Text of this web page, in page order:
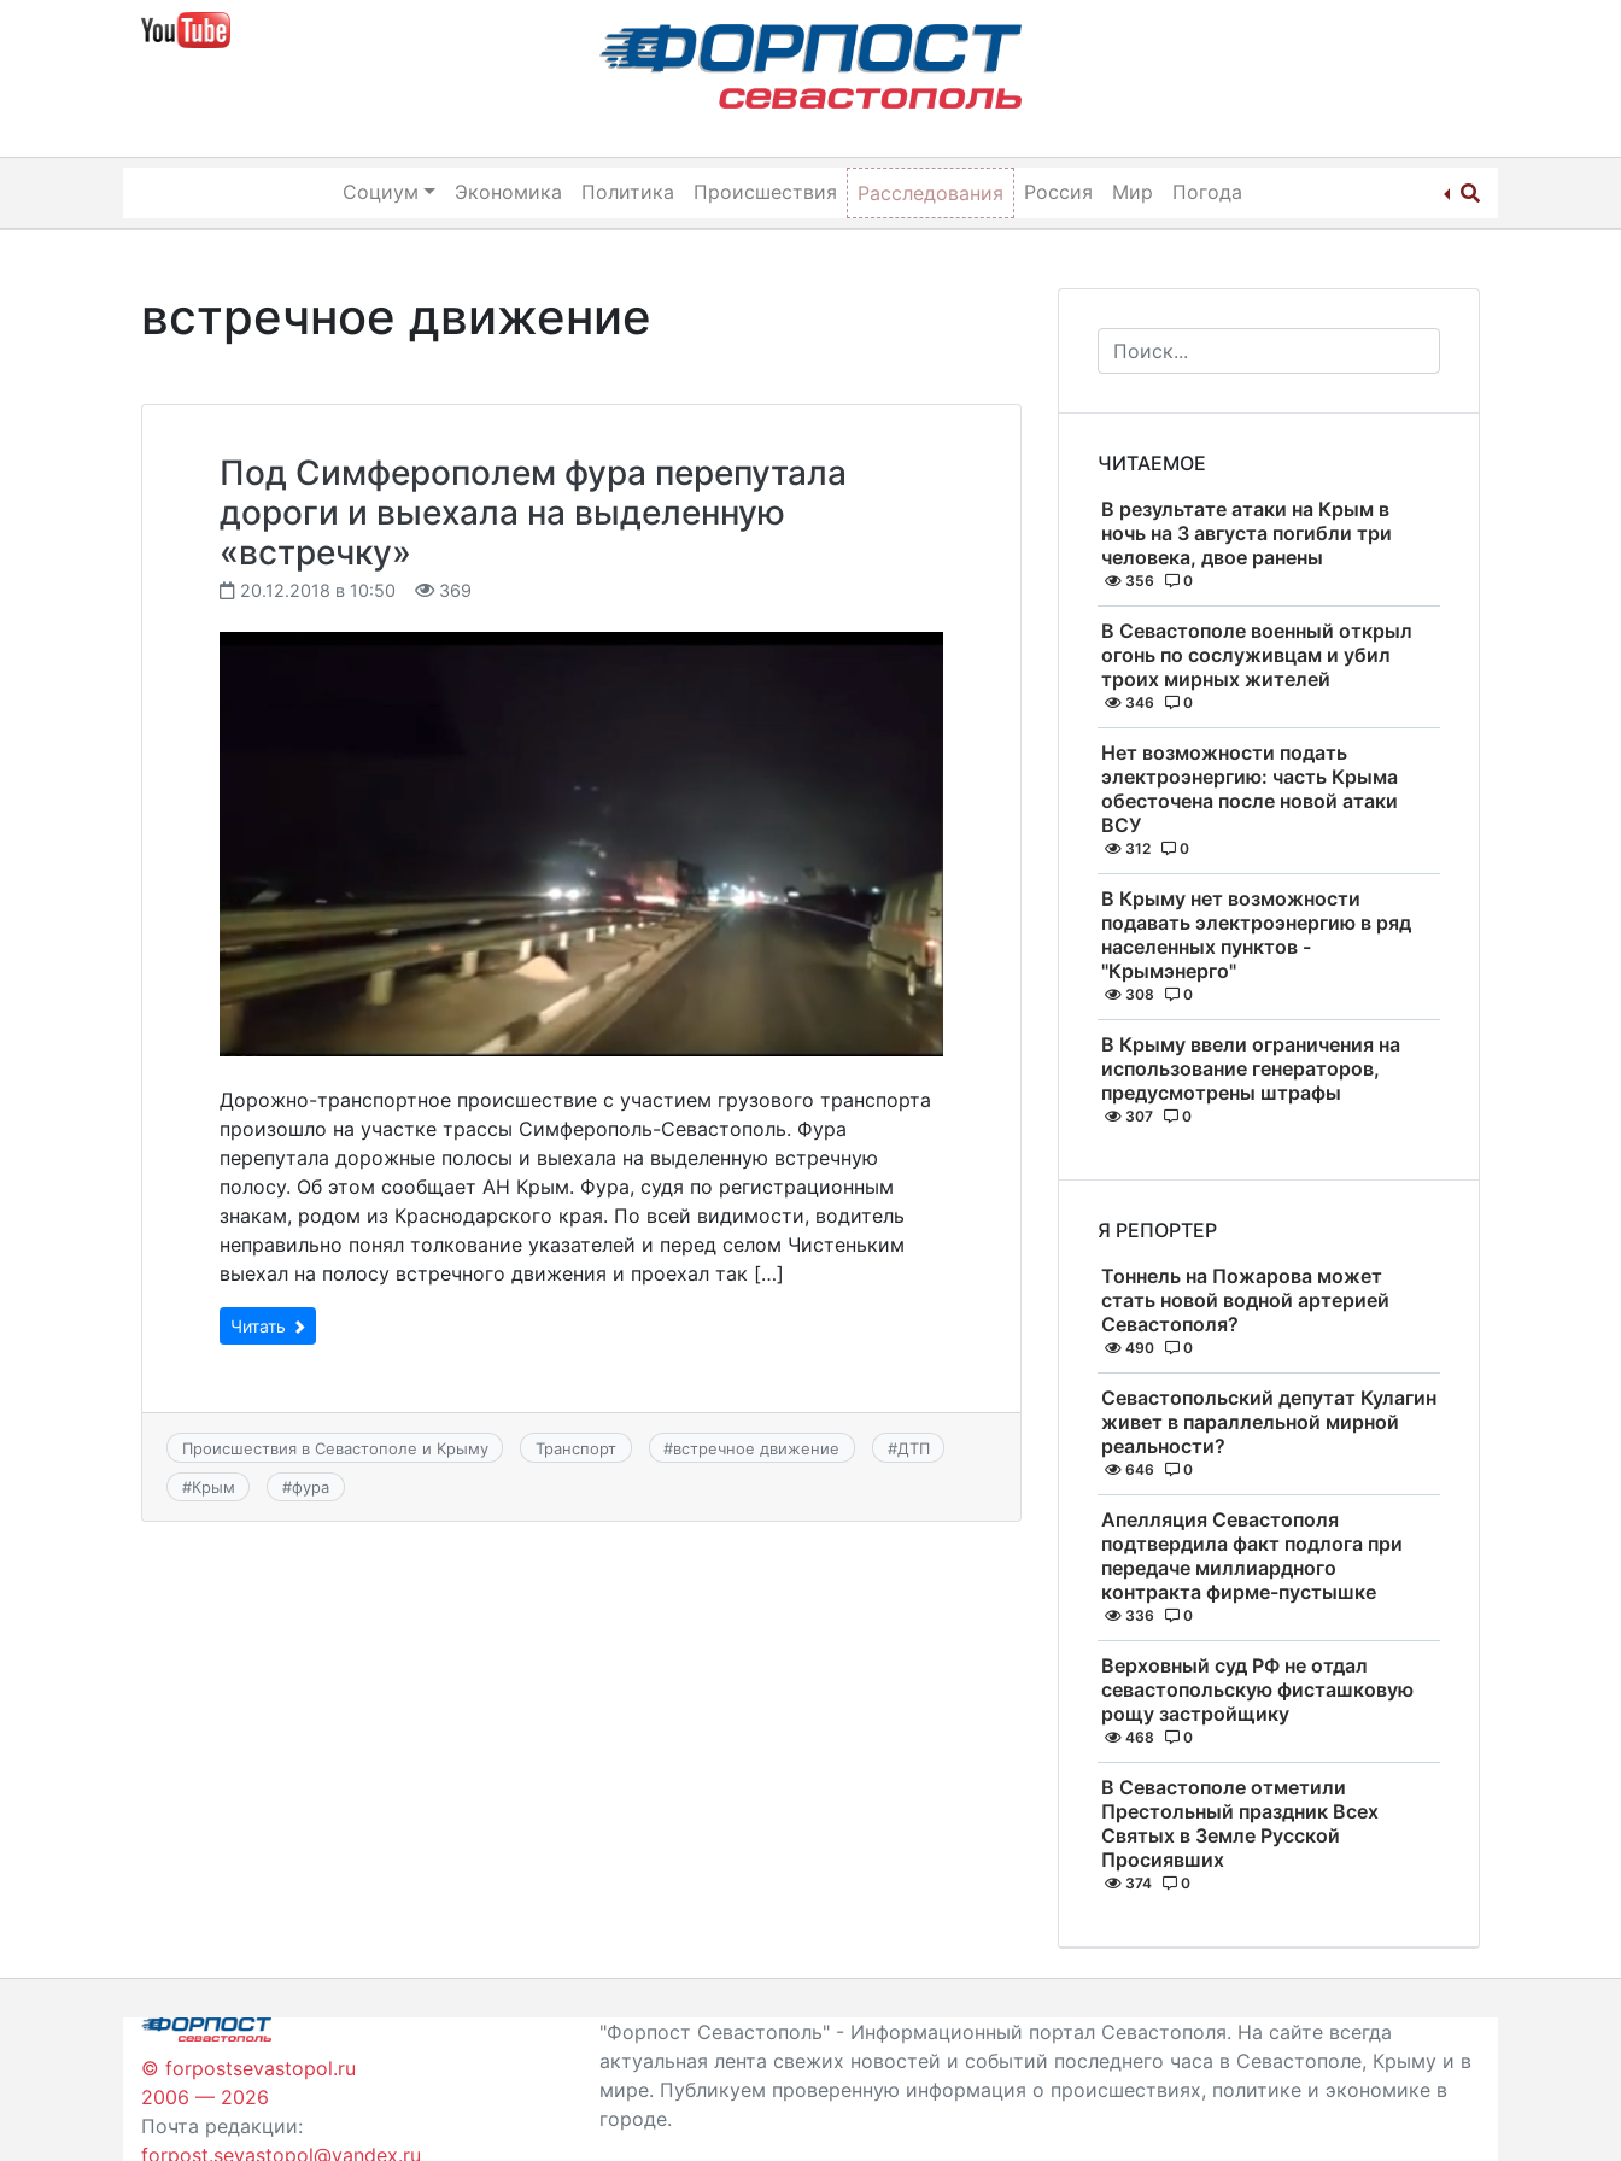
Социум Экономика Политика Происшествия Расследования Россия Мир Погода
встречное движение
Под Симферополем фура перепутала
дороги и выехала на выделенную
«встречку»
20.12.2018 в 10:50 369
Дорожно-транспортное происшествие с участием грузового транспорта
произошло на участке трассы Симферополь-Севастополь. Фура
перепутала дорожные полосы и выехала на выделенную встречную
полосу. Об этом сообщает АН Крым. Фура, судя по регистрационным
знакам, родом из Краснодарского края. По всей видимости, водитель
неправильно понял толкование указателей и перед селом Чистеньким
выехал на полосу встречного движения и проехал так […]
Читать
Происшествия в Севастополе и Крыму Транспорт #встречное движение #ДТП
#Крым #фура
ЧИТАЕМОЕ
В результате атаки на Крым в
ночь на 3 августа погибли три
человека, двое ранены
356 0
В Севастополе военный открыл
огонь по сослуживцам и убил
троих мирных жителей
346 0
Нет возможности подать
электроэнергию: часть Крыма
обесточена после новой атаки
ВСУ
312 0
В Крыму нет возможности
подавать электроэнергию в ряд
населенных пунктов -
"Крымэнерго"
308 0
В Крыму ввели ограничения на
использование генераторов,
предусмотрены штрафы
307 0
Я РЕПОРТЕР
Тоннель на Пожарова может
стать новой водной артерией
Севастополя?
490 0
Севастопольский депутат Кулагин
живет в параллельной мирной
реальности?
646 0
Апелляция Севастополя
подтвердила факт подлога при
передаче миллиардного
контракта фирме-пустышке
336 0
Верховный суд РФ не отдал
севастопольскую фисташковую
рощу застройщику
468 0
В Севастополе отметили
Престольный праздник Всех
Святых в Земле Русской
Просиявших
374 0
© forpostsevastopol.ru
2006 — 2026
Почта редакции:
forpost.sevastopol@yandex.ru
"Форпост Севастополь" - Информационный портал Севастополя. На сайте всегда
актуальная лента свежих новостей и событий последнего часа в Севастополе, Крыму и в
мире. Публикуем проверенную информация о происшествиях, политике и экономике в
городе.